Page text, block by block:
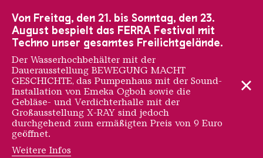
Von Freitag, den 21. bis Sonntag, den 23.
August bespielt das FERRA Festival mit
Techno unser gesamtes Freilichtgelände.
Der Wasserhochbehälter mit der
Dauerausstellung BEWEGUNG MACHT
GESCHICHTE, das Pumpenhaus mit der Sound-
Installation von Emeka Ogboh sowie die
Gebläse- und Verdichterhalle mit der
Großausstellung X-RAY sind jedoch
durchgehend zum ermäßigten Preis von 9 Euro
geöffnet.
Weitere Infos